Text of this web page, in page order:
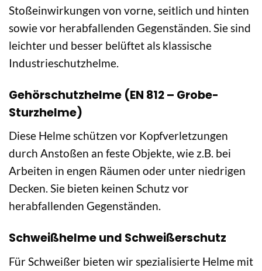
Stoßeinwirkungen von vorne, seitlich und hinten
sowie vor herabfallenden Gegenständen. Sie sind
leichter und besser belüftet als klassische
Industrieschutzhelme.
Gehörschutzhelme (EN 812 – Grobe-
Sturzhelme)
Diese Helme schützen vor Kopfverletzungen
durch Anstoßen an feste Objekte, wie z.B. bei
Arbeiten in engen Räumen oder unter niedrigen
Decken. Sie bieten keinen Schutz vor
herabfallenden Gegenständen.
Schweißhelme und Schweißerschutz
Für Schweißer bieten wir spezialisierte Helme mit